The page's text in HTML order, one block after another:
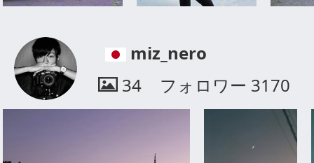
miz_nero
34
フォロワー 3170